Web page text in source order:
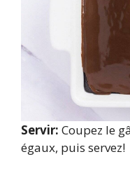
Servir: Coupez le
égaux, puis servez!